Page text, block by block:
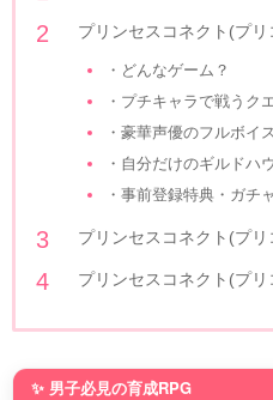
プリンセスコネクト(プ
・どんなゲーム？
・プチキャラで戦うク
・豪華声優のフルボイ
・自分だけのギルドハ
・事前登録特典・ガチ
プリンセスコネクト(プ
プリンセスコネクト(プ
✨ 男子必見の育成RPG